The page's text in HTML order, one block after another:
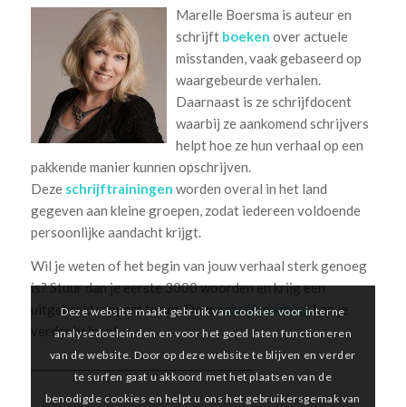
Marelle Boersma is auteur en
schrijft boeken over actuele
misstanden, vaak gebaseerd op
waargebeurde verhalen.
Daarnaast is ze schrijfdocent
waarbij ze aankomend schrijvers
helpt hoe ze hun verhaal op een
pakkende manier kunnen opschrijven.
Deze schrijftrainingen worden overal in het land
gegeven aan kleine groepen, zodat iedereen voldoende
persoonlijke aandacht krijgt.
Wil je weten of het begin van jouw verhaal sterk genoeg
is? Stuur dan je eerste 3000 woorden en krijg een
uitgebreid rapport terug. Dezeschrijfcoachingkan je
verder helpen!
_________________________________________
Deze website maakt gebruik van cookies voor interne
analysedoeleinden en voor het goed laten functioneren
van de website. Door op deze website te blijven en verder
te surfen gaat u akkoord met het plaatsen van de
benodigde cookies en helpt u ons het gebruikersgemak van